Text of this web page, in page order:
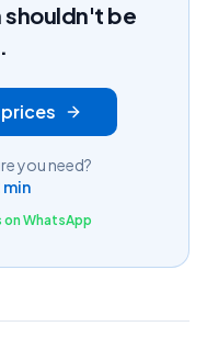
shouldn't be
you need?
min
on WhatsApp